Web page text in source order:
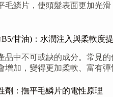
毛鱗片，使頭髮表面更加光
甘油)：水潤注入與柔軟度
品中不可或缺的成分。常見
增加，變得更加柔軟、富有
劑：撫平毛鱗片的電性原理